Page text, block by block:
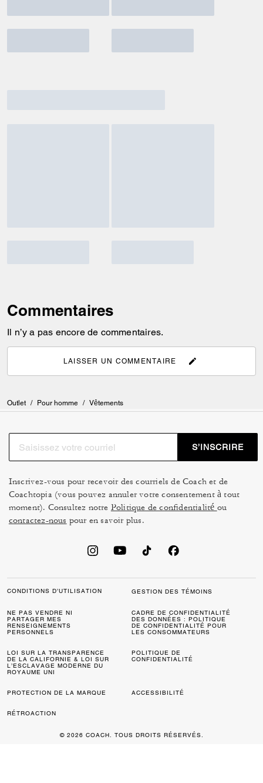
Commentaires
Il n’y a pas encore de commentaires.
LAISSER UN COMMENTAIRE
Outlet / Pour homme / Vêtements
S’INSCRIRE
Inscrivez-vous pour recevoir des courriels de Coach et de
Coachtopia (vous pouvez annuler votre consentement à tout
moment). Consultez notre Politique de confidentialité ou
contactez-nous pour en savoir plus.
CONDITIONS D’UTILISATION GESTION DES TÉMOINS
NE PAS VENDRE NI
PARTAGER MES
RENSEIGNEMENTS
PERSONNELS
CADRE DE CONFIDENTIALITÉ
DES DONNÉES : POLITIQUE
DE CONFIDENTIALITÉ POUR
LES CONSOMMATEURS
LOI SUR LA TRANSPARENCE
DE LA CALIFORNIE & LOI SUR
L’ESCLAVAGE MODERNE DU
ROYAUME UNI
POLITIQUE DE
CONFIDENTIALITÉ
PROTECTION DE LA MARQUE ACCESSIBILITÉ
RÉTROACTION
© 2026 COACH. TOUS DROITS RÉSERVÉS.